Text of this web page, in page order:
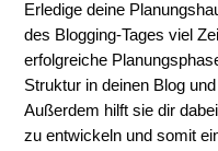
Erledige deine
des Blogging-Tages viel
erfolgreiche
Struktur in deinen Blog
Außerdem hilft sie dir
zu entwickeln und somit